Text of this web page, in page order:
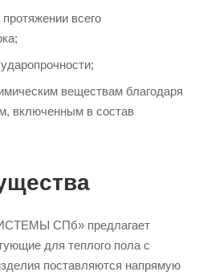
всего
веществам благодаря
включенным в состав
СПб» предлагает
для теплого пола с
поставляются напрямую